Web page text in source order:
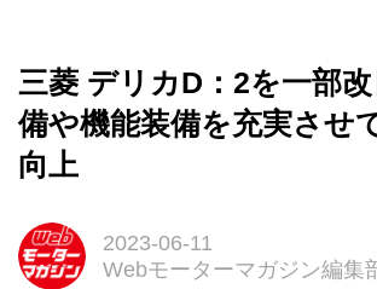
三菱 デリカD：2を一部
備や機能装備を充実させ
向上
2023-06-11
Webモーターマガジン編集